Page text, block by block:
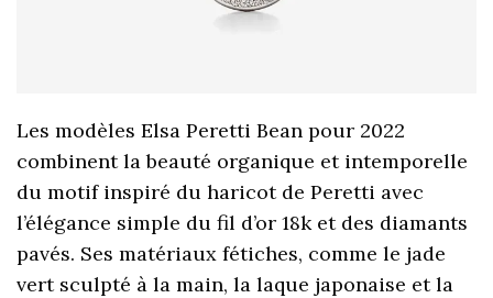
Les modèles Elsa Peretti Bean pour 2022
combinent la beauté organique et intemporelle
du motif inspiré du haricot de Peretti avec
l’élégance simple du fil d’or 18k et des diamants
pavés. Ses matériaux fétiches, comme le jade
vert sculpté à la main, la laque japonaise et la